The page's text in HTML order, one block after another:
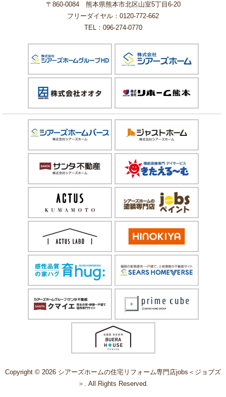
〒860-0084 熊本県熊本市北区山室5丁目6-20
フリーダイヤル：0120-772-662
TEL：096-274-0770
Copyright © 2026 シアーズホームの住宅リフォーム専門店jobs＜ジョブズ
＞. All Rights Reserved.